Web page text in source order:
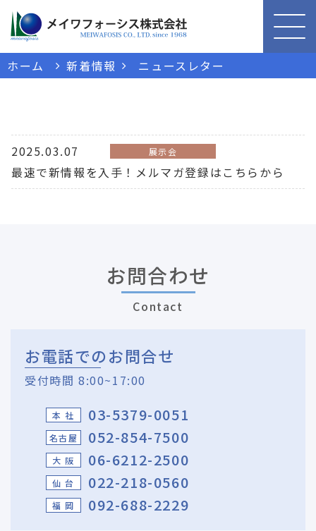
ホーム 新着情報 ニュースレター
2025.03.07 展示会
最速で新情報を入手！メルマガ登録はこちらから
お問合わせ
Contact
お電話でのお問合せ
受付時間 8:00~17:00
本 社 03-5379-0051
名古屋 052-854-7500
大 阪 06-6212-2500
仙 台 022-218-0560
福 岡 092-688-2229